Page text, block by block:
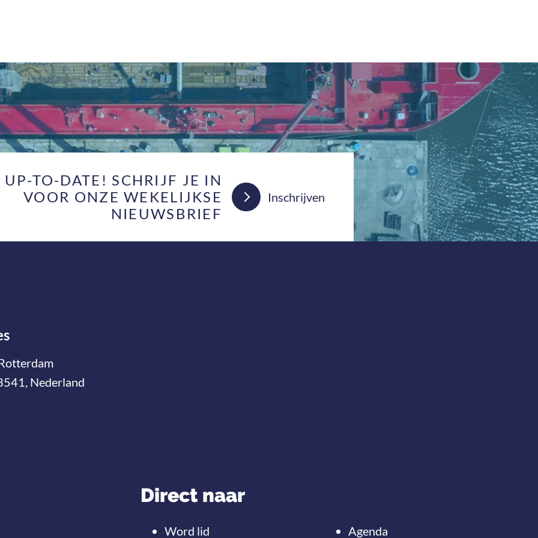
TO-DATE! SCHRIJF JE IN
VOOR ONZE WEKELIJKSE
NIEUWSBRIEF
Inschrijven
Nederland
Direct naar
Word lid Agenda